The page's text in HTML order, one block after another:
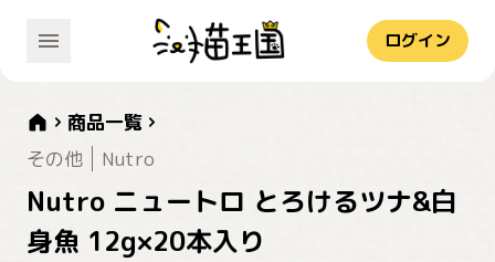
ログイン
商品一覧
その他
Nutro
Nutro ニュートロ とろけるツナ&白
身魚 12g×20本入り